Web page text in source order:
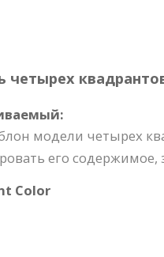
четырех
модели четырех
его
Color